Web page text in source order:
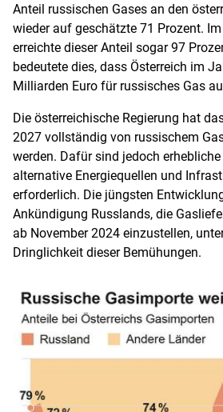
Anteil russischen Gases an den
wieder auf geschätzte 71 Prozent.
erreichte dieser Anteil sogar 97
bedeutete dies, dass Österreich im
Milliarden Euro für russisches Gas
Die österreichische Regierung hat
2027 vollständig von russischem
werden. Dafür sind jedoch
alternative Energiequellen und
erforderlich. Die jüngsten
Ankündigung Russlands, die
ab November 2024 einzustellen,
Dringlichkeit dieser Bemühungen.